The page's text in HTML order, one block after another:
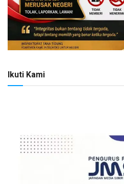
Ikuti Kami